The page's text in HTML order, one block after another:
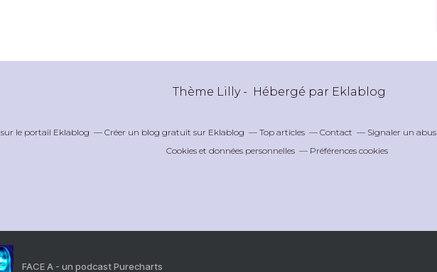
Thème Lilly - Hébergé par Eklablog
sur le portail Eklablog Créer un blog gratuit sur Eklablog Top articles Contact Signaler un abus
Cookies et données personnelles
Préférences cookies
FACE A - un podcast Purecharts